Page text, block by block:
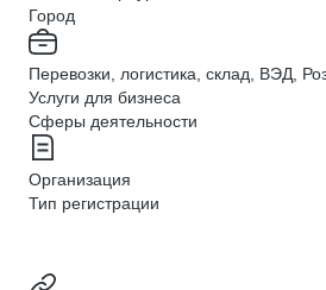
Город
Перевозки, логистика, склад, ВЭД,
Услуги для бизнеса
Сферы деятельности
Организация
Тип регистрации